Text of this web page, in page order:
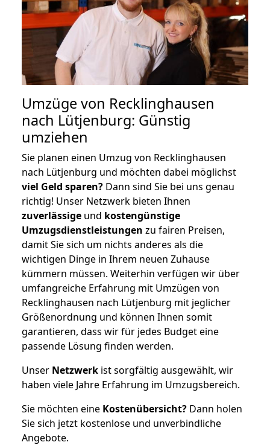
Umzüge von Recklinghausen
nach Lütjenburg: Günstig
umziehen
Sie planen einen Umzug von Recklinghausen
nach Lütjenburg und möchten dabei möglichst
viel Geld sparen? Dann sind Sie bei uns genau
richtig! Unser Netzwerk bieten Ihnen
zuverlässige und kostengünstige
Umzugsdienstleistungen zu fairen Preisen,
damit Sie sich um nichts anderes als die
wichtigen Dinge in Ihrem neuen Zuhause
kümmern müssen. Weiterhin verfügen wir über
umfangreiche Erfahrung mit Umzügen von
Recklinghausen nach Lütjenburg mit jeglicher
Größenordnung und können Ihnen somit
garantieren, dass wir für jedes Budget eine
passende Lösung finden werden.
Unser Netzwerk ist sorgfältig ausgewählt, wir
haben viele Jahre Erfahrung im Umzugsbereich.
Sie möchten eine Kostenübersicht? Dann holen
Sie sich jetzt kostenlose und unverbindliche
Angebote.